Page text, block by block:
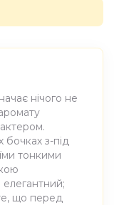
нічого не
бочках з-під
тонкими
елегантний;
що перед